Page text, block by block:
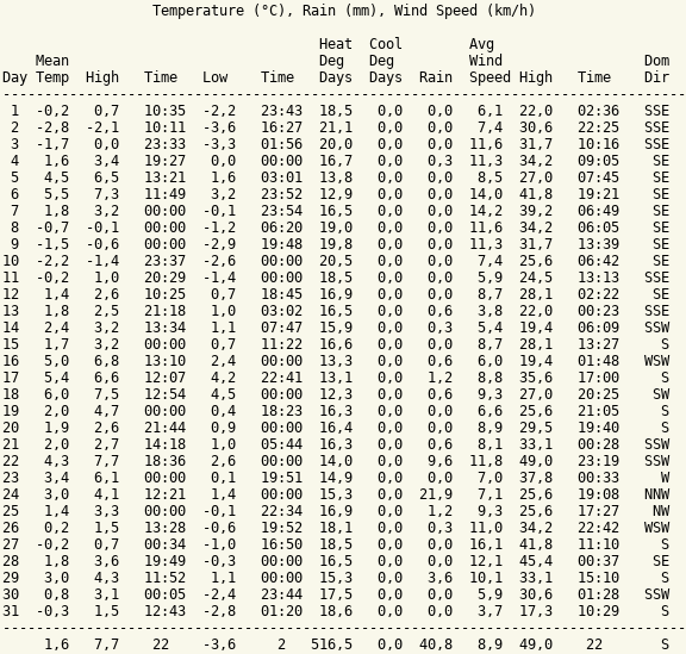
                  Temperature (°C), Rain (mm), Wind Speed (km/h)
                                      Heat  Cool        Avg
    Mean                              Deg   Deg         Wind                 Dom
Day Temp  High   Time   Low    Time   Days  Days  Rain  Speed High   Time    Dir
----------------------------------------------------------------------------------
1  -0,2   0,7   10:35  -2,2   23:43  18,5   0,0   0,0   6,1  22,0   02:36   SSE
2  -2,8  -2,1   10:11  -3,6   16:27  21,1   0,0   0,0   7,4  30,6   22:25   SSE
3  -1,7   0,0   23:33  -3,3   01:56  20,0   0,0   0,0  11,6  31,7   10:16   SSE
4   1,6   3,4   19:27   0,0   00:00  16,7   0,0   0,3  11,3  34,2   09:05    SE
5   4,5   6,5   13:21   1,6   03:01  13,8   0,0   0,0   8,5  27,0   07:45    SE
6   5,5   7,3   11:49   3,2   23:52  12,9   0,0   0,0  14,0  41,8   19:21    SE
7   1,8   3,2   00:00  -0,1   23:54  16,5   0,0   0,0  14,2  39,2   06:49    SE
8  -0,7  -0,1   00:00  -1,2   06:20  19,0   0,0   0,0  11,6  34,2   06:05    SE
9  -1,5  -0,6   00:00  -2,9   19:48  19,8   0,0   0,0  11,3  31,7   13:39    SE
10  -2,2  -1,4   23:37  -2,6   00:00  20,5   0,0   0,0   7,4  25,6   06:42    SE
11  -0,2   1,0   20:29  -1,4   00:00  18,5   0,0   0,0   5,9  24,5   13:13   SSE
12   1,4   2,6   10:25   0,7   18:45  16,9   0,0   0,0   8,7  28,1   02:22    SE
13   1,8   2,5   21:18   1,0   03:02  16,5   0,0   0,6   3,8  22,0   00:23   SSE
14   2,4   3,2   13:34   1,1   07:47  15,9   0,0   0,3   5,4  19,4   06:09   SSW
15   1,7   3,2   00:00   0,7   11:22  16,6   0,0   0,0   8,7  28,1   13:27     S
16   5,0   6,8   13:10   2,4   00:00  13,3   0,0   0,6   6,0  19,4   01:48   WSW
17   5,4   6,6   12:07   4,2   22:41  13,1   0,0   1,2   8,8  35,6   17:00     S
18   6,0   7,5   12:54   4,5   00:00  12,3   0,0   0,6   9,3  27,0   20:25    SW
19   2,0   4,7   00:00   0,4   18:23  16,3   0,0   0,0   6,6  25,6   21:05     S
20   1,9   2,6   21:44   0,9   00:00  16,4   0,0   0,0   8,9  29,5   19:40     S
21   2,0   2,7   14:18   1,0   05:44  16,3   0,0   0,6   8,1  33,1   00:28   SSW
22   4,3   7,7   18:36   2,6   00:00  14,0   0,0   9,6  11,8  49,0   23:19   SSW
23   3,4   6,1   00:00   0,1   19:51  14,9   0,0   0,0   7,0  37,8   00:33     W
24   3,0   4,1   12:21   1,4   00:00  15,3   0,0  21,9   7,1  25,6   19:08   NNW
25   1,4   3,3   00:00  -0,1   22:34  16,9   0,0   1,2   9,3  25,6   17:27    NW
26   0,2   1,5   13:28  -0,6   19:52  18,1   0,0   0,3  11,0  34,2   22:42   WSW
27  -0,2   0,7   00:34  -1,0   16:50  18,5   0,0   0,0  16,1  41,8   11:10     S
28   1,8   3,6   19:49  -0,3   00:00  16,5   0,0   0,0  12,1  45,4   00:37    SE
29   3,0   4,3   11:52   1,1   00:00  15,3   0,0   3,6  10,1  33,1   15:10     S
30   0,8   3,1   00:05  -2,4   23:44  17,5   0,0   0,0   5,9  30,6   01:28   SSW
31  -0,3   1,5   12:43  -2,8   01:20  18,6   0,0   0,0   3,7  17,3   10:29     S
----------------------------------------------------------------------------------
     1,6   7,7    22    -3,6     2   516,5   0,0  40,8   8,9  49,0    22       S